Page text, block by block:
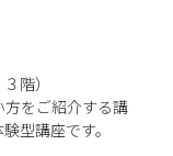
階）
をご紹介する講
型講座です。